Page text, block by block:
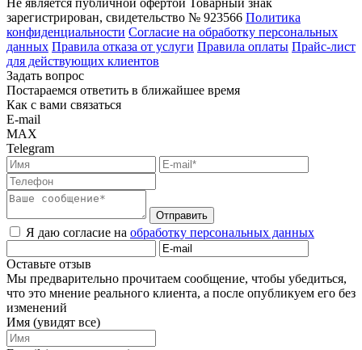
Не является публичной офертой Товарный знак
зарегистрирован, свидетельство № 923566 Политика
конфиденциальности Согласие на обработку персональных
данных Правила отказа от услуги Правила оплаты Прайс-лист
для действующих клиентов
Задать вопрос
Постараемся ответить в ближайшее время
Как с вами связаться
E-mail
MAX
Telegram
Отправить
Я даю согласие на обработку персональных данных
Оставьте отзыв
Мы предварительно прочитаем сообщение, чтобы убедиться,
что это мнение реального клиента, а после опубликуем его без
изменений
Имя (увидят все)